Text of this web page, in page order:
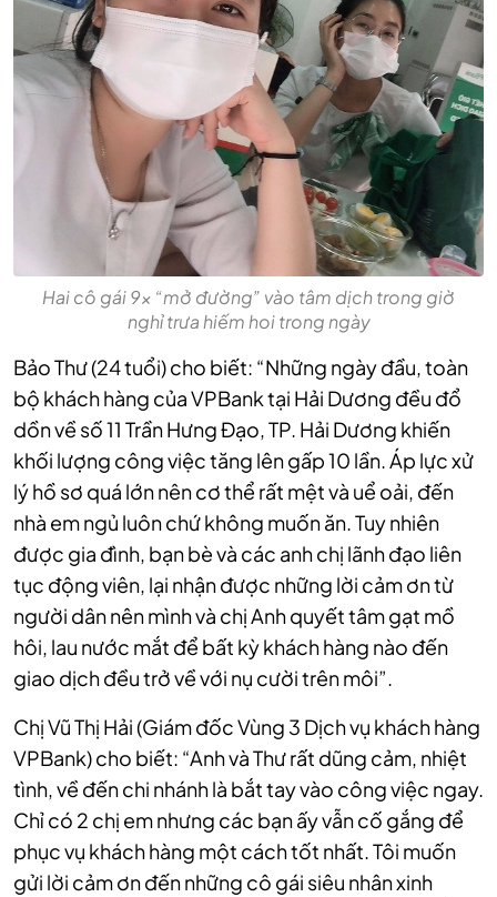
Hai cô gái 9x “mở đường” vào tâm dịch trong giờ
nghỉ trưa hiếm hoi trong ngày
Bảo Thư (24 tuổi) cho biết: “Những ngày đầu, toàn
bộ khách hàng của VPBank tại Hải Dương đều đổ
dồn về số 11 Trần Hưng Đạo, TP. Hải Dương khiến
khối lượng công việc tăng lên gấp 10 lần. Áp lực xử
lý hồ sơ quá lớn nên cơ thể rất mệt và uể oải, đến
nhà em ngủ luôn chứ không muốn ăn. Tuy nhiên
được gia đình, bạn bè và các anh chị lãnh đạo liên
tục động viên, lại nhận được những lời cảm ơn từ
người dân nên mình và chị Anh quyết tâm gạt mồ
hôi, lau nước mắt để bất kỳ khách hàng nào đến
giao dịch đều trở về với nụ cười trên môi”.
Chị Vũ Thị Hải (Giám đốc Vùng 3 Dịch vụ khách hàng
VPBank) cho biết: “Anh và Thư rất dũng cảm, nhiệt
tình, về đến chi nhánh là bắt tay vào công việc ngay.
Chỉ có 2 chị em nhưng các bạn ấy vẫn cố gắng để
phục vụ khách hàng một cách tốt nhất. Tôi muốn
gửi lời cảm ơn đến những cô gái siêu nhân xinh